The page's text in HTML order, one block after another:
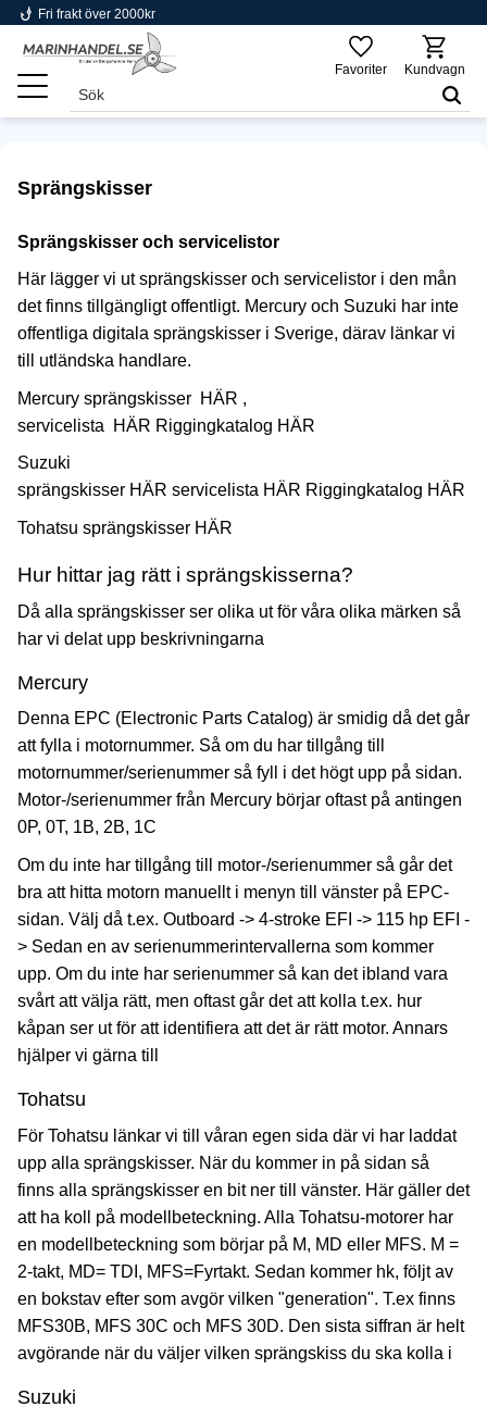
Meny
phishing Fri frakt över 2000kr
Favoriter Kundvagn
Sprängskisser
Sprängskisser och servicelistor
Här lägger vi ut sprängskisser och servicelistor i den mån
det finns tillgängligt offentligt. Mercury och Suzuki har inte
offentliga digitala sprängskisser i Sverige, därav länkar vi
till utländska handlare.
Mercury sprängskisser HÄR ,
servicelista
HÄR Riggingkatalog HÄR
Suzuki
sprängskisser HÄR servicelista HÄR Riggingkatalog HÄR
Tohatsu sprängskisser HÄR
Hur hittar jag rätt i sprängskisserna?
Då alla sprängskisser ser olika ut för våra olika märken så
har vi delat upp beskrivningarna
Mercury
Denna EPC (Electronic Parts Catalog) är smidig då det går
att fylla i motornummer. Så om du har tillgång till
motornummer/serienummer så fyll i det högt upp på sidan.
Motor-/serienummer från Mercury börjar oftast på antingen
0P, 0T, 1B, 2B, 1C
Om du inte har tillgång till motor-/serienummer så går det
bra att hitta motorn manuellt i menyn till vänster på EPC-
sidan. Välj då t.ex. Outboard -> 4-stroke EFI -> 115 hp EFI -
> Sedan en av serienummerintervallerna som kommer
upp. Om du inte har serienummer så kan det ibland vara
svårt att välja rätt, men oftast går det att kolla t.ex. hur
kåpan ser ut för att identifiera att det är rätt motor. Annars
hjälper vi gärna till
Tohatsu
För Tohatsu länkar vi till våran egen sida där vi har laddat
upp alla sprängskisser. När du kommer in på sidan så
finns alla sprängskisser en bit ner till vänster. Här gäller det
att ha koll på modellbeteckning. Alla Tohatsu-motorer har
en modellbeteckning som börjar på M, MD eller MFS. M =
2-takt, MD= TDI, MFS=Fyrtakt. Sedan kommer hk, följt av
en bokstav efter som avgör vilken "generation". T.ex finns
MFS30B, MFS 30C och MFS 30D. Den sista siffran är helt
avgörande när du väljer vilken sprängskiss du ska kolla i
Suzuki